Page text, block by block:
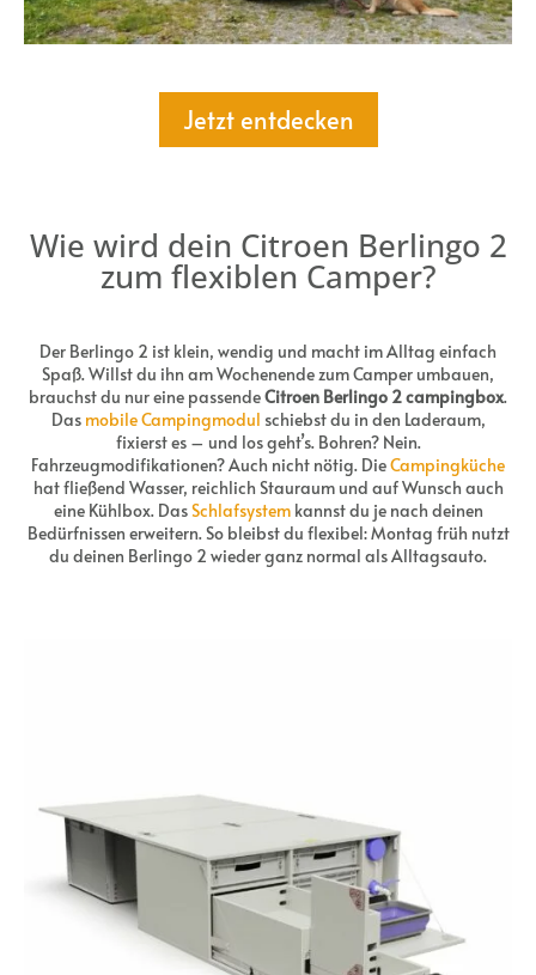
Jetzt entdecken
Wie wird dein Citroen Berlingo 2
zum flexiblen Camper?
Der Berlingo 2 ist klein, wendig und macht im Alltag einfach
Spaß. Willst du ihn am Wochenende zum Camper umbauen,
brauchst du nur eine passendeCitroen Berlingo 2 campingbox.
Das mobile Campingmodul schiebst du in den Laderaum,
fixierst es – und los geht’s. Bohren? Nein.
Fahrzeugmodifikationen? Auch nicht nötig. DieCampingküche
hat fließend Wasser, reichlich Stauraum und auf Wunsch auch
eine Kühlbox. DasSchlafsystemkannst du je nach deinen
Bedürfnissen erweitern. So bleibst du flexibel: Montag früh nutzt
du deinen Berlingo 2 wieder ganz normal als Alltagsauto.